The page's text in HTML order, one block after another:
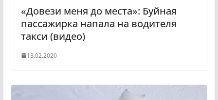
«Довези меня до места»: Буйная
пассажирка напала на водителя
такси (видео)
13.02.2020